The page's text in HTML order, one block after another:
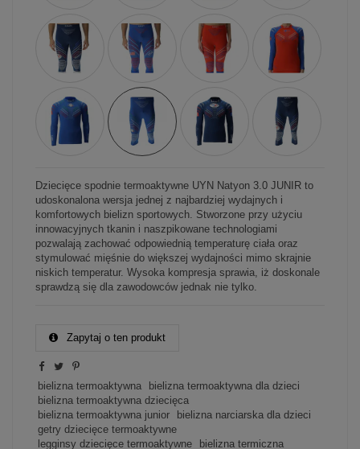
Dziecięce spodnie termoaktywne UYN Natyon 3.0 JUNIR to
udoskonalona wersja jednej z najbardziej wydajnych i
komfortowych bielizn sportowych. Stworzone przy użyciu
innowacyjnych tkanin i naszpikowane technologiami
pozwalają zachować odpowiednią temperaturę ciała oraz
stymulować mięśnie do większej wydajności mimo skrajnie
niskich temperatur. Wysoka kompresja sprawia, iż doskonale
sprawdzą się dla zawodowców jednak nie tylko.
Zapytaj o ten produkt
bielizna termoaktywna
bielizna termoaktywna dla dzieci
bielizna termoaktywna dziecięca
bielizna termoaktywna junior
bielizna narciarska dla dzieci
getry dziecięce termoaktywne
legginsy dziecięce termoaktywne
bielizna termiczna